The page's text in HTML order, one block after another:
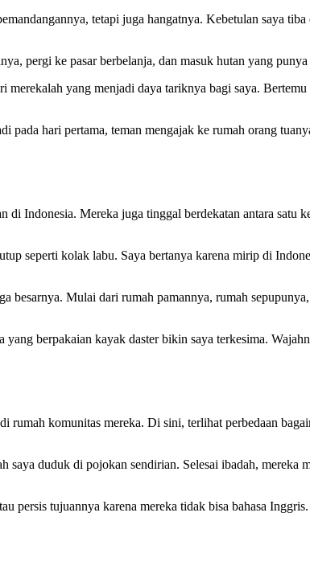
tetapi juga hangatnya. Kebetulan saya
pergi ke pasar berbelanja, dan masuk hutan yang
yang menjadi daya tariknya bagi saya.
pada hari pertama, teman mengajak ke rumah orang
Indonesia. Mereka juga tinggal berdekatan antara satu
seperti kolak labu. Saya bertanya karena mirip di
besarnya. Mulai dari rumah pamannya, rumah
berpakaian kayak daster bikin saya terkesima.
rumah komunitas mereka. Di sini, terlihat perbedaan
saya duduk di pojokan sendirian. Selesai ibadah,
persis tujuannya karena mereka tidak bisa bahasa